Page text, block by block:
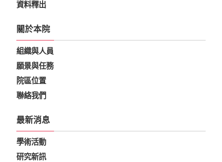
資料釋出
關於本院
組織與人員
願景與任務
院區位置
聯絡我們
最新消息
學術活動
研究新訊